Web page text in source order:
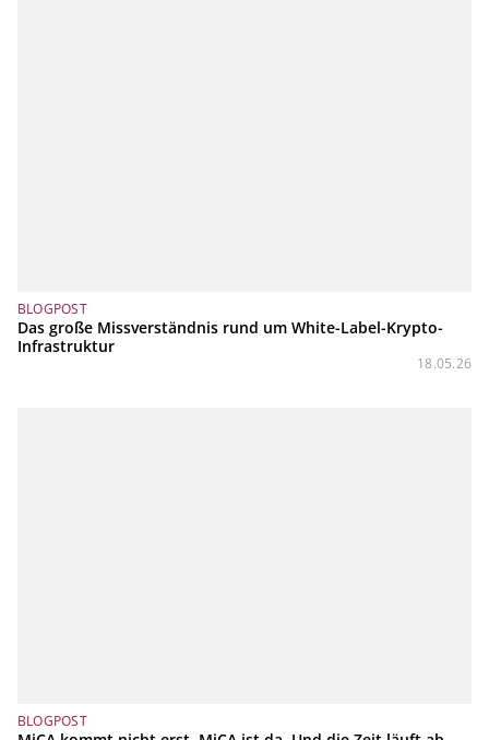
BLOGPOST
Das große Missverständnis rund um White-Label-Krypto-
Infrastruktur
18.05.26
BLOGPOST